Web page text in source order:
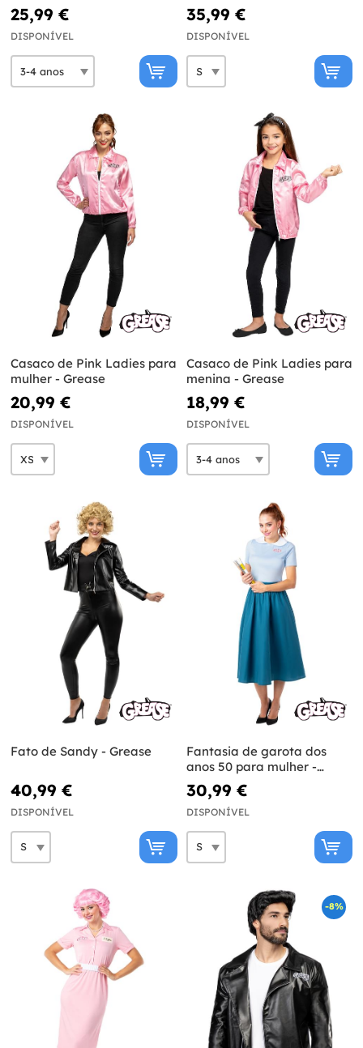
25,99 €
DISPONÍVEL
35,99 €
DISPONÍVEL
Casaco de Pink Ladies para
mulher - Grease
20,99 €
DISPONÍVEL
Casaco de Pink Ladies para
menina - Grease
18,99 €
DISPONÍVEL
Fato de Sandy - Grease
40,99 €
DISPONÍVEL
Fantasia de garota dos
anos 50 para mulher -
Grease
30,99 €
DISPONÍVEL
-8%